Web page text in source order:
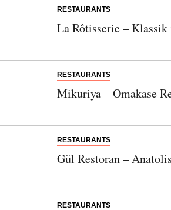
RESTAURANTS
La Rôtisserie –
RESTAURANTS
Mikuriya – Omakase
RESTAURANTS
Gül Restoran –
RESTAURANTS